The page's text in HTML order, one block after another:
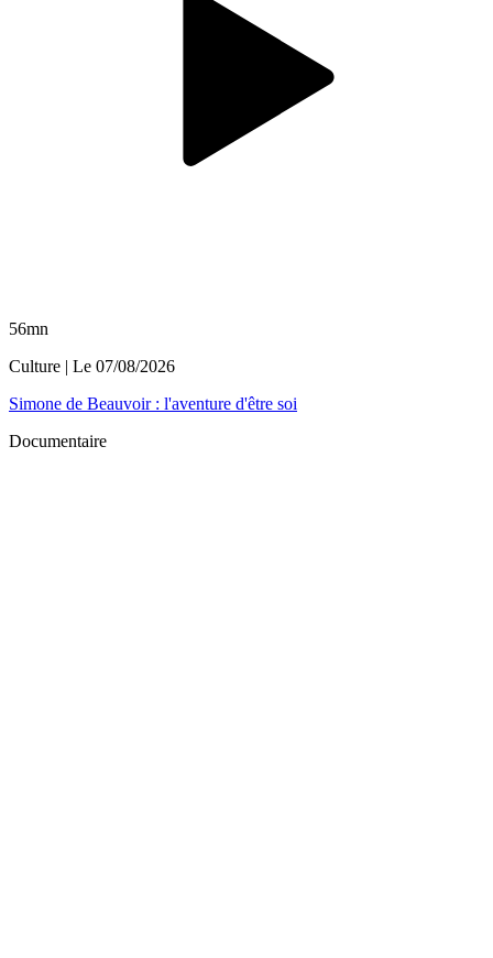
56mn
Culture | Le 07/08/2026
Simone de Beauvoir : l'aventure d'être soi
Documentaire